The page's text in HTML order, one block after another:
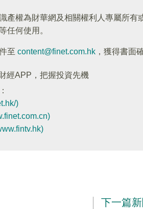
產權為財華網及相關權利人專屬所有
任何使用。
至 content@finet.com.hk ，獲得書面
經APP，把握投資先機
)
下一篇